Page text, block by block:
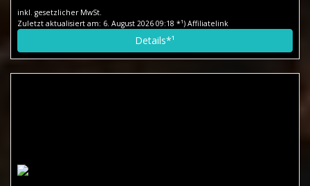
inkl. gesetzlicher MwSt.
Zuletzt aktualisiert am: 6. August 2026 09:18 *¹) Affiliatelink
Details*¹